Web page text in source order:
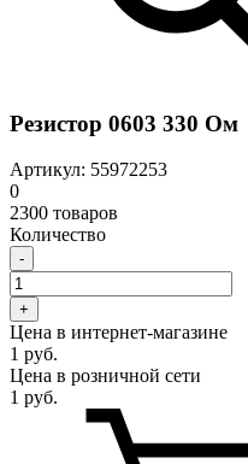
Резистор 0603 330 Ом
Артикул: 55972253
0
2300 товаров
Количество
-
+
Цена в интернет-магазине
1 руб.
Цена в розничной сети
1 руб.